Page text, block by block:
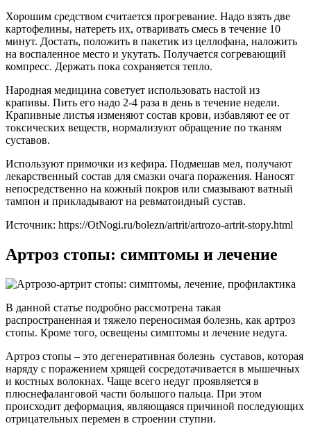
Хорошим средством считается прогревание. Надо взять две
картофелины, натереть их, отваривать смесь в течение 10
минут. Достать, положить в пакетик из целлофана, наложить
на воспаленное место и укутать. Получается согревающий
компресс. Держать пока сохраняется тепло.
Народная медицина советует использовать настой из
крапивы. Пить его надо 2-4 раза в день в течение недели.
Крапивные листья изменяют состав крови, избавляют ее от
токсических веществ, нормализуют обращение по тканям
суставов.
Используют примочки из кефира. Подмешав мел, получают
лекарственный состав для смазки очага поражения. Наносят
непосредственно на кожный покров или смазывают ватный
тампон и прикладывают на ревматоидный сустав.
Источник: https://OtNogi.ru/bolezn/artrit/artrozo-artrit-stopy.html
Артроз стопы: симптомы и лечение
В данной статье подробно рассмотрена такая
распространенная и тяжело переносимая болезнь, как артроз
стопы. Кроме того, освещены симптомы и лечение недуга.
Артроз стопы – это дегенеративная болезнь суставов, которая
наряду с поражением хрящей сосредотачивается в мышечных
и костных волокнах. Чаще всего недуг проявляется в
плюснефаланговой части большого пальца. При этом
происходит деформация, являющаяся причиной последующих
отрицательных перемен в строении ступни.